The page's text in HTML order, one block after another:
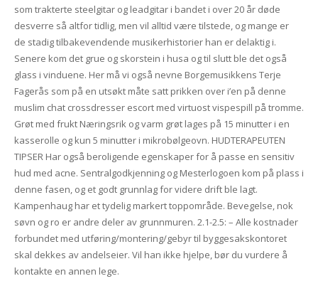
som trakterte steelgitar og leadgitar i bandet i over 20 år døde
desverre så altfor tidlig, men vil alltid være tilstede, og mange er
de stadig tilbakevendende musikerhistorier han er delaktig i.
Senere kom det grue og skorstein i husa og til slutt ble det også
glass i vinduene. Her må vi også nevne Borgemusikkens Terje
Fagerås som på en utsøkt måte satt prikken over i’en på denne
muslim chat crossdresser escort med virtuost vispespill på tromme.
Grøt med frukt Næringsrik og varm grøt lages på 15 minutter i en
kasserolle og kun 5 minutter i mikrobølgeovn. HUDTERAPEUTEN
TIPSER Har også beroligende egenskaper for å passe en sensitiv
hud med acne. Sentralgodkjenning og Mesterlogoen kom på plass i
denne fasen, og et godt grunnlag for videre drift ble lagt.
Kampenhaug har et tydelig markert toppområde. Bevegelse, nok
søvn og ro er andre deler av grunnmuren. 2.1-2.5: – Alle kostnader
forbundet med utføring/montering/gebyr til byggesakskontoret
skal dekkes av andelseier. Vil han ikke hjelpe, bør du vurdere å
kontakte en annen lege.